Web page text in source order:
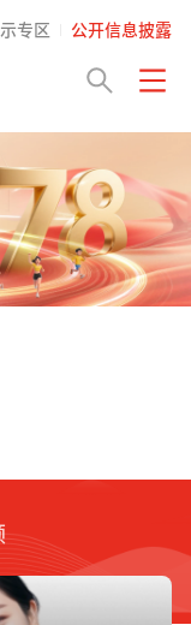
专区 公开信息披露